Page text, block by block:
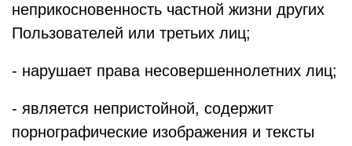
неприкосновенность частной жизни других
Пользователей или третьих лиц;
- нарушает права несовершеннолетних лиц;
- является непристойной, содержит
порнографические изображения и тексты